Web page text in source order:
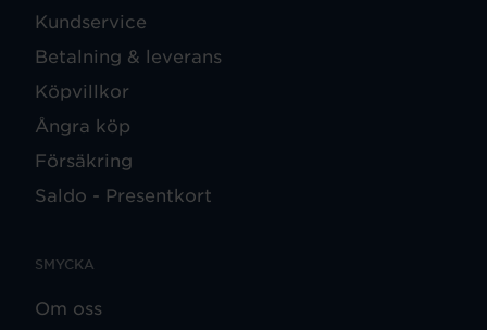
Kundservice
Betalning & leverans
Köpvillkor
Ångra köp
Försäkring
Saldo - Presentkort
SMYCKA
Om oss